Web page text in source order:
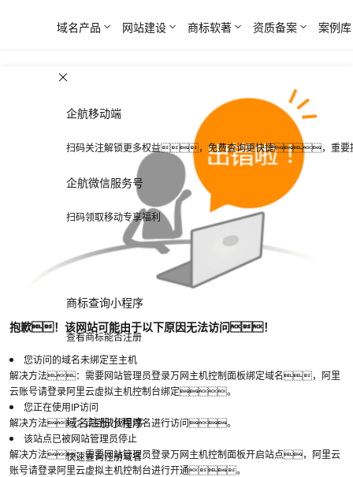
域名产品 网站建设 商标软著 资质备案 案例库
企航移动端
扫码关注解锁更多权益，免费查询更快捷，重
企航微信服务号
扫码领取移动专享福利
商标查询小程序
查看商标能否注册
域名注册小程序
快速查询注册域名
抱歉！该网站可能由于以下原因无法访问！
您访问的域名未绑定至主机
解决方法：需要网站管理员登录万网主机控制面板绑定域名，阿里
云账号请登录阿里云虚拟主机控制台绑定。
您正在使用IP访问
解决方法：请尝试使用域名进行访问。
该站点已被网站管理员停止
解决方法：需要网站管理员登录万网主机控制面板开启站点，阿里云
账号请登录阿里云虚拟主机控制台进行开通。